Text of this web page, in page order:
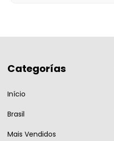
Categorías
Início
Brasil
Mais Vendidos